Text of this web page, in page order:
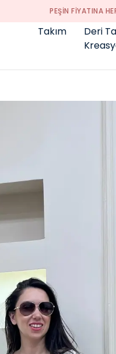
PEŞİN FİYATINA
Takım
Deri